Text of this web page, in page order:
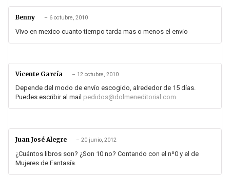
Benny – 6 octubre, 2010
Vivo en mexico cuanto tiempo tarda mas o menos el envio
Vicente García – 12 octubre, 2010
Depende del modo de envío escogido, alrededor de 15 días.
Puedes escribir al mail pedidos@dolmeneditorial.com
Juan José Alegre – 20 junio, 2012
¿Cuántos libros son? ¿Son 10 no? Contando con el nº0 y el de
Mujeres de Fantasía.